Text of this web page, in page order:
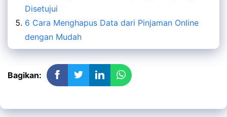
Disetujui
6 Cara Menghapus Data dari Pinjaman Online
dengan Mudah
Bagikan: